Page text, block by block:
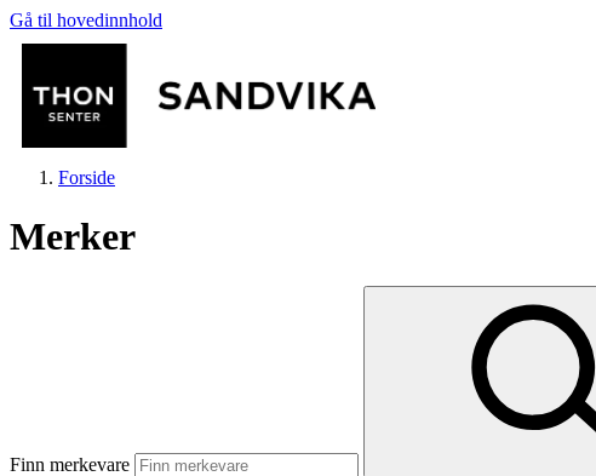
Gå til hovedinnhold
Mat og drikke
Forside
Merker
Finn merkevare